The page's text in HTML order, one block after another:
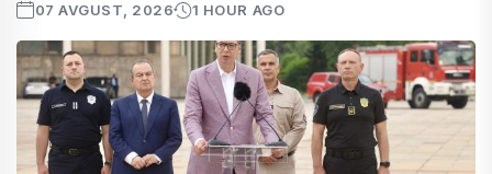
07 AVGUST, 2026 1 HOUR AGO